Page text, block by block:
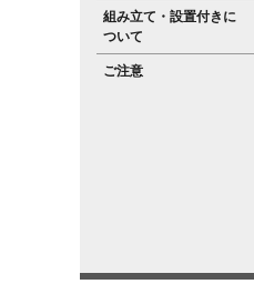
組み立て・設置付きに
ついて
ご注意